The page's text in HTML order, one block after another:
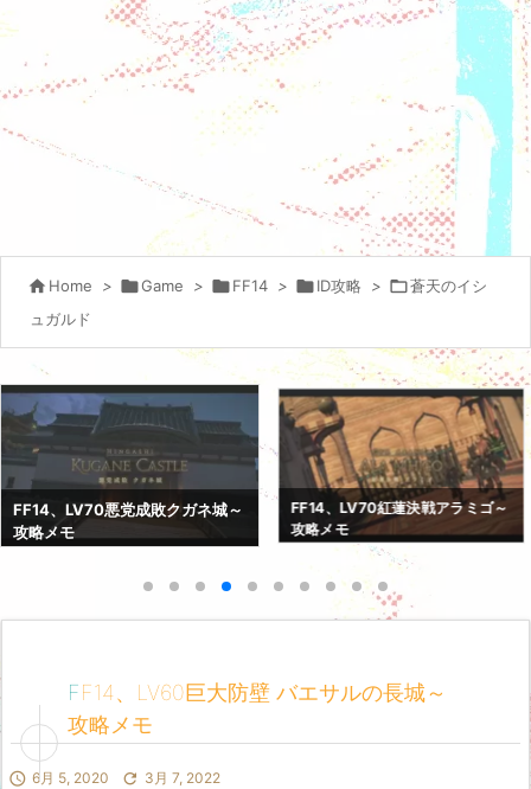
 Home > Game > FF14 > ID攻略 > 蒼天のイシ
ュガルド
FF14、LV70紅蓮決戦アラミゴ～
攻略メモ
FF14、LV69巨砲要塞カストル
ム・アバニア～攻略メモ
FF14、LV60巨大防壁 バエサルの長城～
攻略メモ
 6月 5, 2020  3月 7, 2022